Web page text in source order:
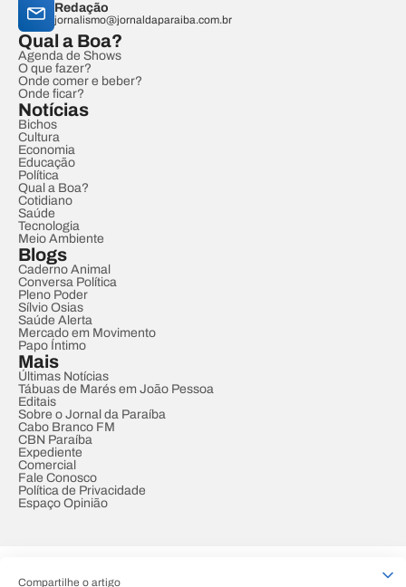
Compartilhe o artigo
Redação
jornalismo@jornaldaparaiba.com.br
Qual a Boa?
Agenda de Shows
O que fazer?
Onde comer e beber?
Onde ficar?
Notícias
Bichos
Cultura
Economia
Educação
Política
Qual a Boa?
Cotidiano
Saúde
Tecnologia
Meio Ambiente
Blogs
Caderno Animal
Conversa Política
Pleno Poder
Sílvio Osias
Saúde Alerta
Mercado em Movimento
Papo Íntimo
Mais
Últimas Notícias
Tábuas de Marés em João Pessoa
Editais
Sobre o Jornal da Paraíba
Cabo Branco FM
CBN Paraíba
Expediente
Comercial
Fale Conosco
Política de Privacidade
Espaço Opinião